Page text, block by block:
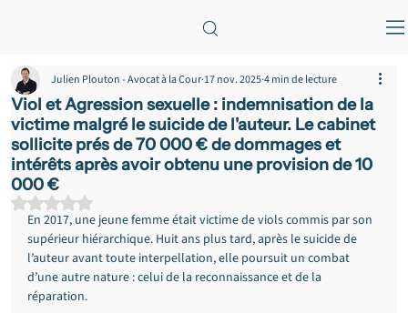
Viol et Agression sexuelle : indemnisation de la
victime malgré le suicide de l'auteur. Le cabinet
sollicite prés de 70 000 € de dommages et
intérêts après avoir obtenu une provision de 10
000 €
Julien Plouton - Avocat à la Cour 17 nov. 20254 min de lecture
Noté NaN étoiles sur 5.
En 2017, une jeune femme était victime de viols commis par son
supérieur hiérarchique. Huit ans plus tard, après le suicide de
l’auteur avant toute interpellation, elle poursuit un combat
d’une autre nature : celui de la reconnaissance et de la
réparation.